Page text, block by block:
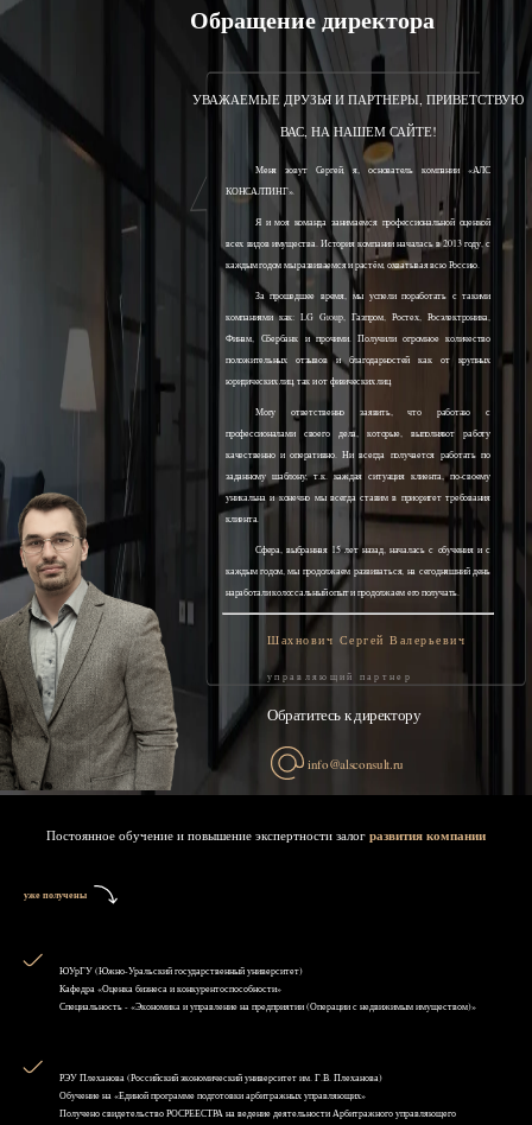
Обращение директора
УВАЖАЕМЫЕ ДРУЗЬЯ И ПАРТНЕРЫ, ПРИВЕТСТВУЮ
ВАС, НА НАШЕМ САЙТЕ!
Меня зовут Сергей, я, основатель компании «АЛС
КОНСАЛТИНГ».
Я и моя команда занимаемся профессиональной оценкой
всех видов имущества. История компании началась в 2013 году, с
каждым годом мы развиваемся и растём, охватывая всю Россию.
За прошедшее время, мы успели поработать с такими
компаниями как: LG Group, Газпром, Ростех, Росэлектроника,
Финам, Сбербанк и прочими. Получили огромное количество
положительных отзывов и благодарностей как от крупных
юридических лиц, так и от физических лиц.
Могу ответственно заявить, что работаю с
профессионалами своего дела, которые, выполняют работу
качественно и оперативно. Ни всегда получается работать по
заданному шаблону, т.к. каждая ситуация клиента, по-своему
уникальна и конечно мы всегда ставим в приоритет требования
клиента.
Сфера, выбранная 15 лет назад, началась с обучения и с
каждым годом, мы продолжаем развиваться, на сегодняшний день
наработали колоссальный опыт и продолжаем его получать.
Шахнович Сергей Валерьевич
управляющий партнер
Обратитесь к директору
info@alsconsult.ru
Постоянное обучение и повышение экспертности залог развития компании
уже получены
ЮУрГУ (Южно-Уральский государственный университет)
Кафедра «Оценка бизнеса и конкурентоспособности»
Специальность - «Экономика и управление на предприятии (Операции с недвижимым имуществом)»
РЭУ Плеханова (Российский экономический университет им. Г.В. Плеханова)
Обучение на «Единой программе подготовки арбитражных управляющих»
Получено свидетельство РОСРЕЕСТРА на ведение деятельности Арбитражного управляющего